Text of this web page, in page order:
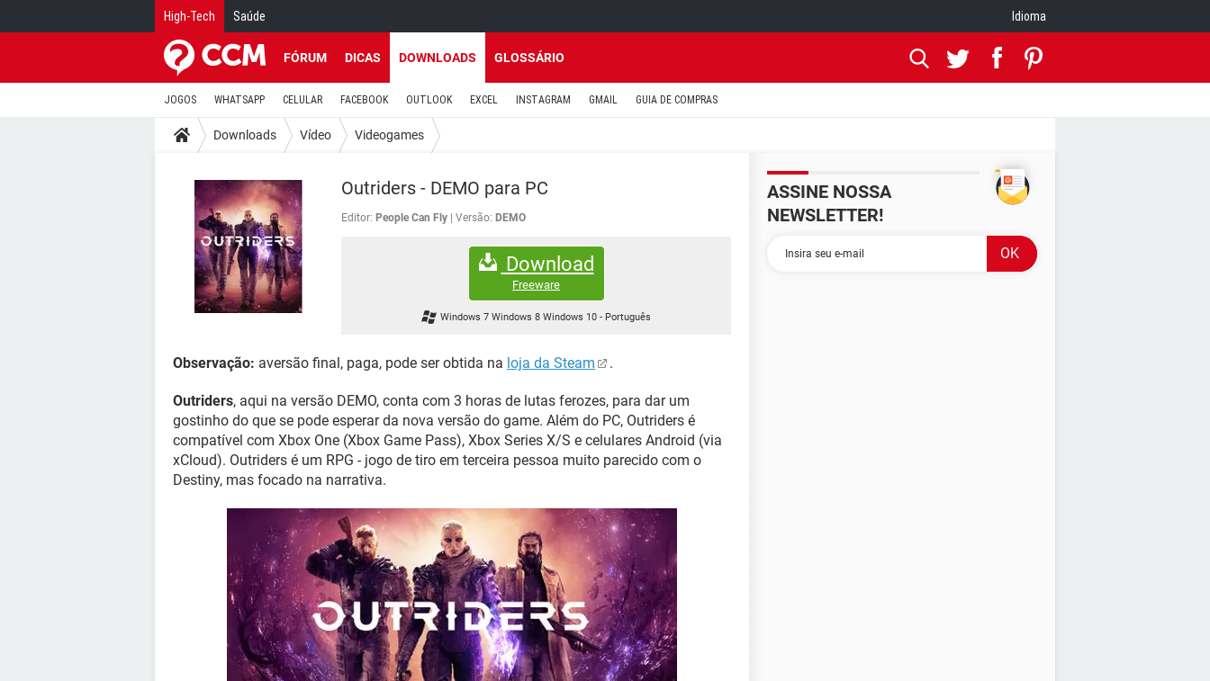
High-Tech Saúde Idioma
FÓRUM DICAS DOWNLOADS GLOSSÁRIO
JOGOS WHATSAPP CELULAR FACEBOOK OUTLOOK EXCEL INSTAGRAM GMAIL GUIA DE COMPRAS
Downloads Vídeo Videogames
Outriders - DEMO para PC
Editor: People Can Fly Versão: DEMO
Download
Freeware
Windows 7 Windows 8 Windows 10 - Português
Observação: aversão final, paga, pode ser obtida na loja da Steam .
Outriders, aqui na versão DEMO, conta com 3 horas de lutas ferozes, para dar um
gostinho do que se pode esperar da nova versão do game. Além do PC, Outriders é
compatível com Xbox One (Xbox Game Pass), Xbox Series X/S e celulares Android (via
xCloud). Outriders é um RPG - jogo de tiro em terceira pessoa muito parecido com o
Destiny, mas focado na narrativa.
ASSINE NOSSA
NEWSLETTER!